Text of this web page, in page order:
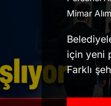
Mimar
için yeni
Farklı